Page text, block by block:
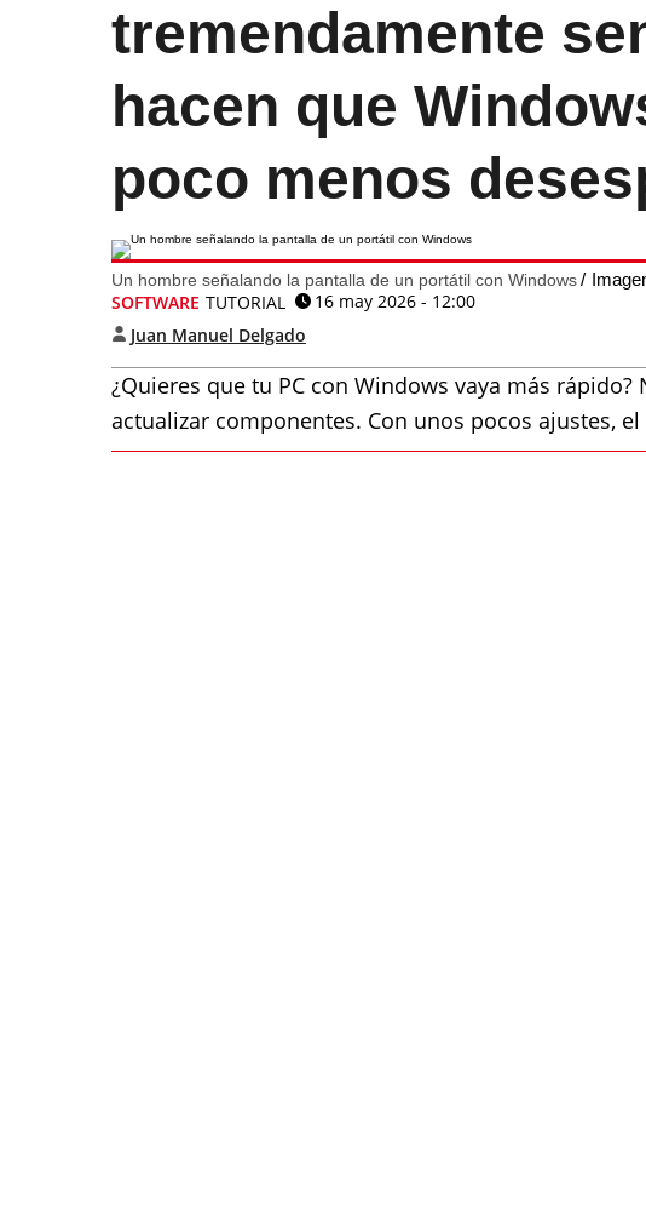
tremendamente
hacen que
poco menos
Un hombre señalando la pantalla de un portátil con Windows
SOFTWARE TUTORIAL
16 may 2026 - 12:00
Juan Manuel Delgado
¿Quieres que tu PC con Windows vaya más
actualizar componentes. Con unos pocos ajustes,